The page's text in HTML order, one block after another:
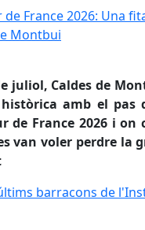
de France 2026: Una
de France 2026: Una
Montbui
juliol, Caldes de
amb el pas
de France 2026 i on
van voler perdre la
barracons de
barracons de